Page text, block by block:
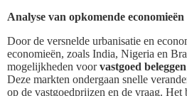
Analyse van opkomende economieën
Door de versnelde urbanisatie en
economieën, zoals India, Nigeria en
mogelijkheden voorvastgoed
Deze markten ondergaan snelle
op de vastgoedprijzen en de vraag.